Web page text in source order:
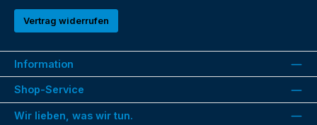
Vertrag widerrufen
Information
Shop-Service
Wir lieben, was wir tun.